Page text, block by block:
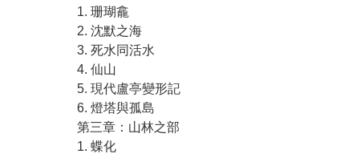
1. 珊瑚龕
2. 沈默之海
3. 死水同活水
4. 仙山
5. 現代盧亭變形記
6. 燈塔與孤島
第三章：山林之部
1. 蝶化